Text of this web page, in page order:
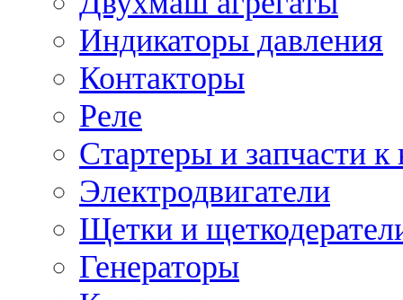
Индикаторы давления
Контакторы
Реле
Стартеры и запчасти
Электродвигатели
Щетки и
Генераторы